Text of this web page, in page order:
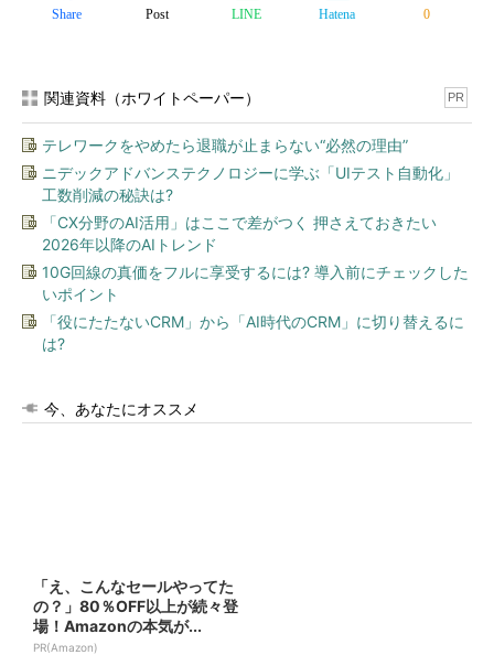
Share Post LINE Hatena 0
関連資料（ホワイトペーパー） PR
テレワークをやめたら退職が止まらない“必然の理由”
ニデックアドバンステクノロジーに学ぶ「UIテスト自動化」
工数削減の秘訣は?
「CX分野のAI活用」はここで差がつく 押さえておきたい
2026年以降のAIトレンド
10G回線の真価をフルに享受するには? 導入前にチェックした
いポイント
「役にたたないCRM」から「AI時代のCRM」に切り替えるに
は?
今、あなたにオススメ
「え、こんなセールやってた
の？」80％OFF以上が続々登
場！Amazonの本気が...
PR(Amazon)